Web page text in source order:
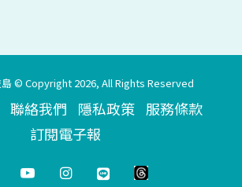
© Copyright 2026, All Rights Reserved
聯絡我們 隱私政策 服務條款
訂閱電子報